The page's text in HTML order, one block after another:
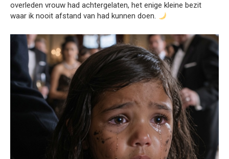
overleden vrouw had achtergelaten, het enige kleine bezit
waar ik nooit afstand van had kunnen doen.